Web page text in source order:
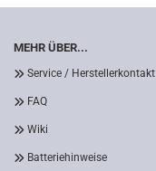
MEHR ÜBER...
Service / Herstellerkontakt
FAQ
Wiki
Batteriehinweise